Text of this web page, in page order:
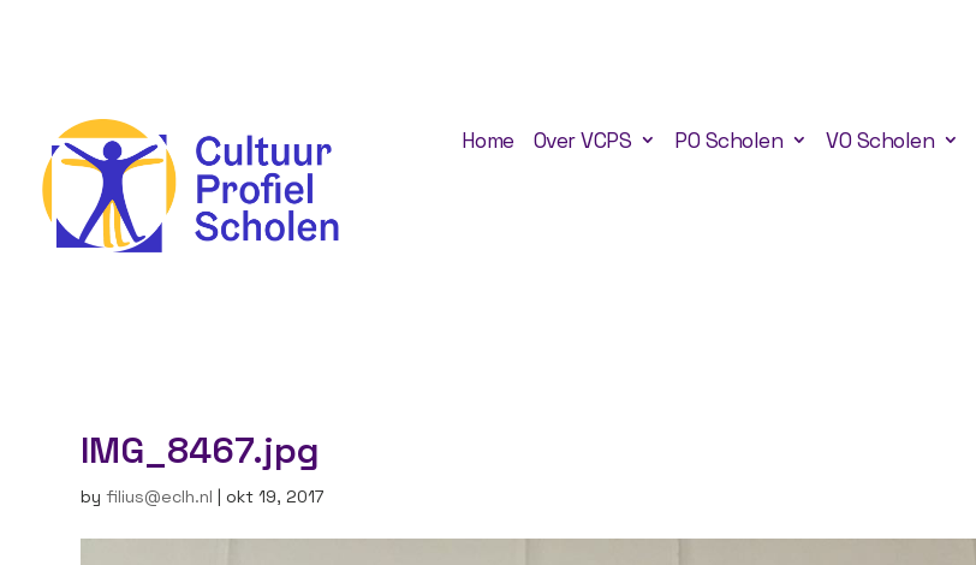
Home Over VCPS PO Scholen VO Scholen
IMG_8467.jpg
byfilius@eclh.nl |okt 19, 2017